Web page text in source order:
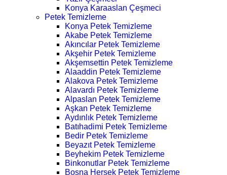
Konya Karaaslan Çeşmeci
Petek Temizleme
Konya Petek Temizleme
Akabe Petek Temizleme
Akıncılar Petek Temizleme
Akşehir Petek Temizleme
Akşemsettin Petek Temizleme
Alaaddin Petek Temizleme
Alakova Petek Temizleme
Alavardı Petek Temizleme
Alpaslan Petek Temizleme
Aşkan Petek Temizleme
Aydınlık Petek Temizleme
Batıhadimi Petek Temizleme
Bedir Petek Temizleme
Beyazıt Petek Temizleme
Beyhekim Petek Temizleme
Binkonutlar Petek Temizleme
Bosna Hersek Petek Temizleme